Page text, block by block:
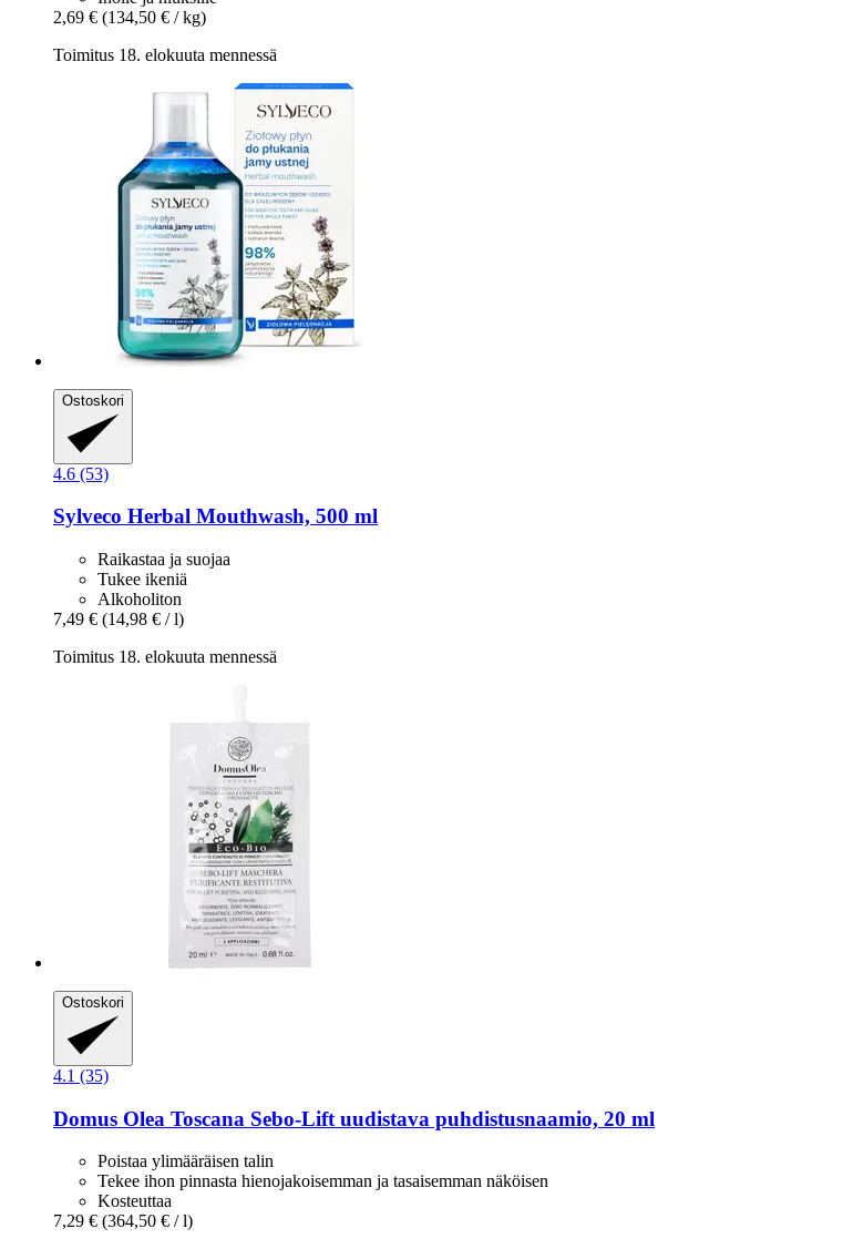
2,69 € (134,50 € / kg)
Toimitus 18. elokuuta mennessä
Ostoskori
4.6 (53)
Sylveco Herbal Mouthwash, 500 ml
Raikastaa ja suojaa
Tukee ikeniä
Alkoholiton
7,49 € (14,98 € / l)
Toimitus 18. elokuuta mennessä
Ostoskori
4.1 (35)
Domus Olea Toscana Sebo-​Lift uudistava puhdistusnaamio, 20 ml
Poistaa ylimääräisen talin
Tekee ihon pinnasta hienojakoisemman ja tasaisemman näköisen
Kosteuttaa
7,29 € (364,50 € / l)